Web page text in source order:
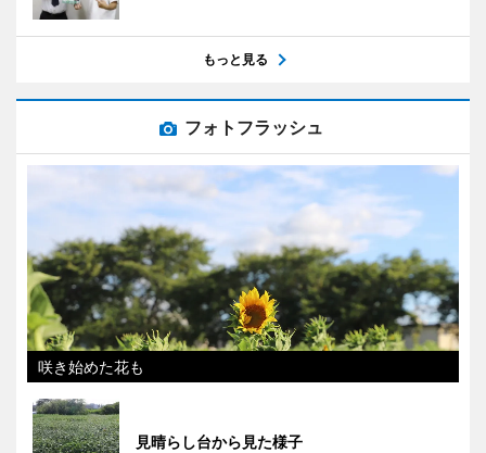
もっと見る
フォトフラッシュ
咲き始めた花も
見晴らし台から見た様子